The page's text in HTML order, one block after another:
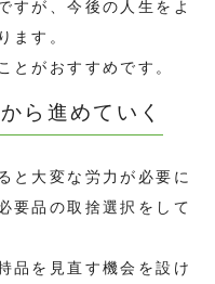
すが、今後の人生をよ
ます。
とがおすすめです。
ら進めていく
と大変な労力が必要に
要品の取捨選択をして
品を見直す機会を設け